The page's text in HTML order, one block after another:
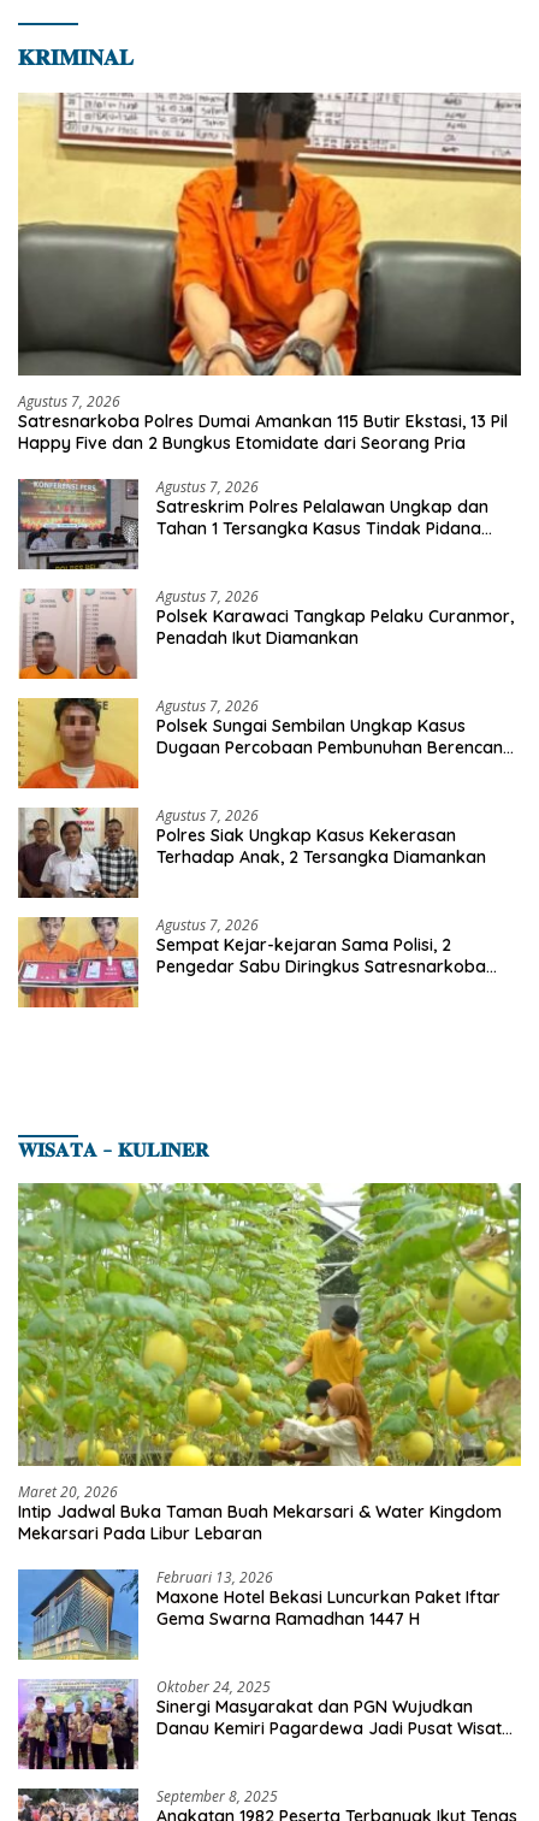
𝐊𝐑𝐈𝐌𝐈𝐍𝐀𝐋
Agustus 7, 2026
Satresnarkoba Polres Dumai Amankan 115 Butir Ekstasi, 13 Pil
Happy Five dan 2 Bungkus Etomidate dari Seorang Pria
Agustus 7, 2026
Satreskrim Polres Pelalawan Ungkap dan
Tahan 1 Tersangka Kasus Tindak Pidana
Agustus 7, 2026
Polsek Karawaci Tangkap Pelaku Curanmor,
Penadah Ikut Diamankan
Agustus 7, 2026
Polsek Sungai Sembilan Ungkap Kasus
Dugaan Percobaan Pembunuhan Berencana,
Agustus 7, 2026
Polres Siak Ungkap Kasus Kekerasan
Terhadap Anak, 2 Tersangka Diamankan
Agustus 7, 2026
Sempat Kejar-kejaran Sama Polisi, 2
Pengedar Sabu Diringkus Satresnarkoba
𝐖𝐈𝐒𝐀𝐓𝐀 – 𝐊𝐔𝐋𝐈𝐍𝐄𝐑
Maret 20, 2026
Intip Jadwal Buka Taman Buah Mekarsari & Water Kingdom
Mekarsari Pada Libur Lebaran
Februari 13, 2026
Maxone Hotel Bekasi Luncurkan Paket Iftar
Gema Swarna Ramadhan 1447 H
Oktober 24, 2025
Sinergi Masyarakat dan PGN Wujudkan
Danau Kemiri Pagardewa Jadi Pusat Wisata
September 8, 2025
Angkatan 1982 Peserta Terbanyak Ikut Tenas